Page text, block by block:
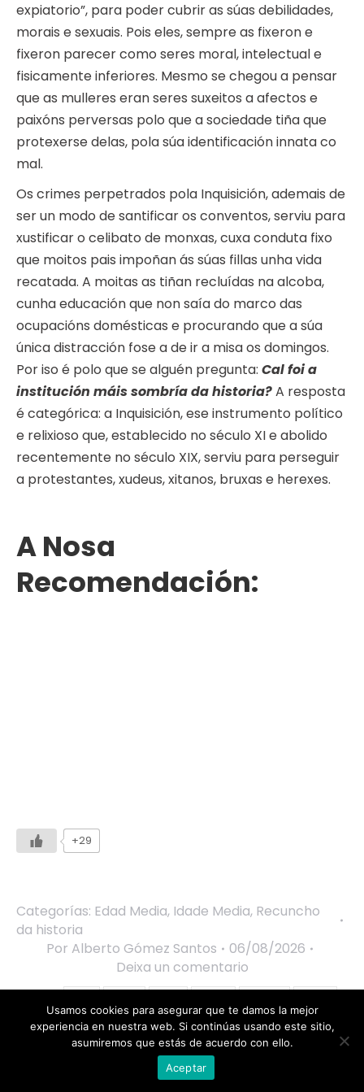
expiatorio”, para poder cubrir as súas debilidades,
morais e sexuais. Pois eles, sempre as fixeron e
fixeron parecer como seres moral, intelectual e
fisicamente inferiores. Mesmo se chegou a pensar
que as mulleres eran seres suxeitos a afectos e
paixóns perversas polo que a sociedade tiña que
protexerse delas, pola súa identificación innata co
mal.
Os crimes perpetrados pola Inquisición, ademais de
ser un modo de santificar os conventos, serviu para
xustificar o celibato de monxas, cuxa conduta fixo
que moitos pais impoñan ás súas fillas unha vida
recatada. A moitas as tiñan recluídas na alcoba,
cunha educación que non saía do marco das
ocupacións domésticas e procurando que a súa
única distracción fose a de ir a misa os domingos.
Por iso é polo que se alguén pregunta: Cal foi a
institución máis sombría da historia?A resposta
é categórica: a Inquisición, ese instrumento político
e relixioso que, establecido no século XI e abolido
recentemente no século XIX, serviu para perseguir
a protestantes, xudeus, xitanos, bruxas e herexes.
A Nosa
Recomendación:
+29
Categorías: Edad Media, Idade Media, Recuncho
da historia
Por Alberto Gómez Santos
06/08/2026
Deixa un comentario
Tags:
Curiosidades históricas Feitecería Hechicería Inquisición
Mitos e lendas Mitos y leyendas Mujeres Mulleres Sociedad
Sociedades
Usamos cookies para asegurar que te damos la mejor
experiencia en nuestra web. Si continúas usando este sitio,
asumiremos que estás de acuerdo con ello.
Aceptar